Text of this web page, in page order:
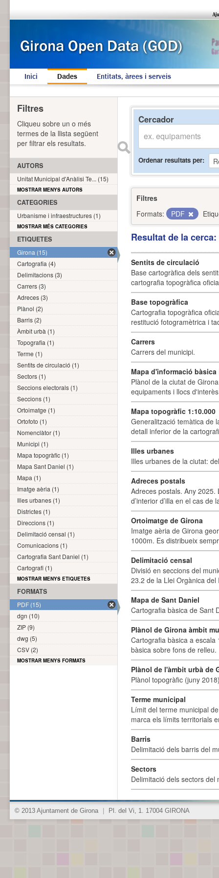
Inici Dades Entitats, àrees i serveis
Cercador
Ordenar resultats per
Filtres
Formats:
PDF
Resultat de la
Sentits de circulació
Base cartogràfica dels
cartografia topogràfica
Base topogràfica
Cartografia topogràfica
restitució fotogramètrica i
Carrers
Carrers del municipi.
Mapa d'informació
Plànol de la ciutat de
equipaments i llocs
Mapa topogràfic 1:10.000
Generalització temàtica de
detall inferior de la
Illes urbanes
Illes urbanes de la ciutat:
Adreces postals
Adreces postals. Any 2025.
d’interior d’illa en el cas
Ortoimatge de Girona
Imatge aèria de Girona
1000m. Es distribueix
Delimitació censal
Divisió en seccions del
23.2 de la Llei Orgànica
Mapa de Sant Daniel
Cartografia bàsica de Sant
Plànol de Girona àmbit
Cartografia bàsica a
bàsica sobre fons de
Plànol de l'àmbit urbà de
Plànol topogràfic (juny
Terme municipal
Límit del terme municipal
marca els límits territorials
Barris
Delimitació dels barris del
Sectors
Delimitació dels sectors del
Filtres
Cliqueu sobre un o més
termes de la llista següent
per filtrar els resultats.
AUTORS
Unitat Municipal d'Anàlisi Te... (15)
MOSTRAR MENYS AUTORS
CATEGORIES
Urbanisme i infraestructures (1)
MOSTRAR MÉS CATEGORIES
ETIQUETES
Girona (15)
Cartografia (4)
Delimitacions (3)
Carrers (3)
Adreces (3)
Plànol (2)
Barris (2)
Àmbit urbà (1)
Topografia (1)
Terme (1)
Sentits de circulació (1)
Sectors (1)
Seccions electorals (1)
Seccions (1)
Ortoimatge (1)
Ortofoto (1)
Nomenclàtor (1)
Municipi (1)
Mapa topogràfic (1)
Mapa Sant Daniel (1)
Mapa (1)
Imatge aèria (1)
Illes urbanes (1)
Districtes (1)
Direccions (1)
Delimitació censal (1)
Comunicacions (1)
Cartografia Sant Daniel (1)
Cartografi (1)
MOSTRAR MENYS ETIQUETES
FORMATS
PDF (15)
dgn (10)
ZIP (9)
dwg (5)
CSV (2)
MOSTRAR MENYS FORMATS
© 2013 Ajuntament de Girona Pl. del Vi, 1. 17004 GIRONA